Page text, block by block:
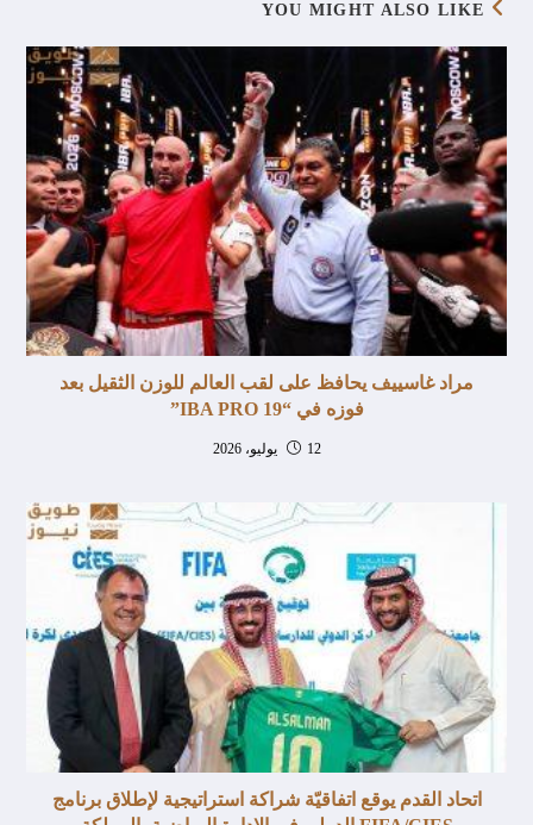
YOU MIGHT ALSO LIKE
مراد غاسييف يحافظ على لقب العالم للوزن الثقيل بعد
فوزه في “IBA PRO 19”
12 يوليو، 2026
اتحاد القدم يوقع اتفاقيّة شراكة استراتيجية لإطلاق برنامج